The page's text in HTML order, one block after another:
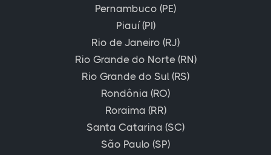
Pernambuco (PE)
Piauí (PI)
Rio de Janeiro (RJ)
Rio Grande do Norte (RN)
Rio Grande do Sul (RS)
Rondônia (RO)
Roraima (RR)
Santa Catarina (SC)
São Paulo (SP)